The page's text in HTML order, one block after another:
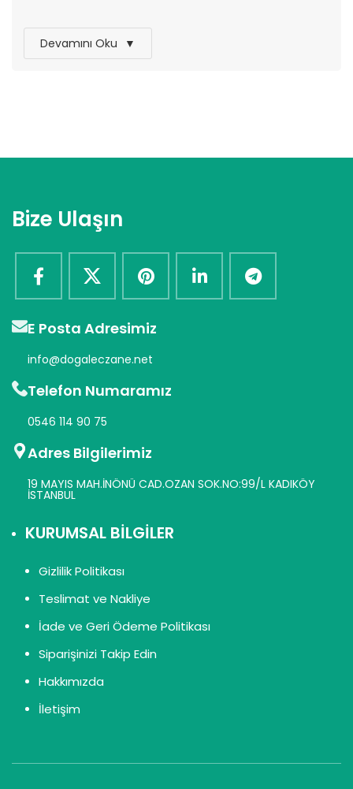
Devamını Oku ▼
Bize Ulaşın
E Posta Adresimiz
info@dogaleczane.net
Telefon Numaramız
0546 114 90 75
Adres Bilgilerimiz
19 MAYIS MAH.İNÖNÜ CAD.OZAN SOK.NO:99/L KADIKÖY
İSTANBUL
KURUMSAL BİLGİLER
Gizlilik Politikası
Teslimat ve Nakliye
İade ve Geri Ödeme Politikası
Siparişinizi Takip Edin
Hakkımızda
İletişim